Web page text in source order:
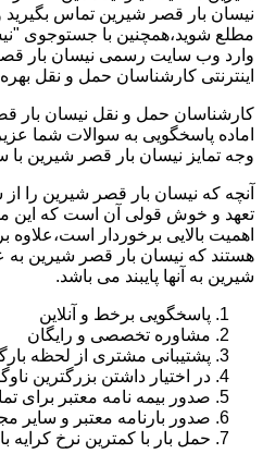
نیسان بار قصر شیرین تماس
مطلع شوید،همچنین با جستوجوی
وارد وب سایت رسمی نیسان بار
اینترنتی کارشناسان حمل و نقل
کارشناسان حمل و نقل نیسان بار
اماده پاسخگویی به سوالات شما
وجه تمایز نیسان بار قصر شیرین با
آنچه که نیسان بار قصر شیرین را از
تعهد و خوش قولی آن است که این
اهمیت بالایی برخوردار است،علاوه
هستند که نیسان بار قصر شیرین به
شیرین به آنها پایبند می باشد.
پاسخگویی برخط و آنلاین
مشاوره تخصصی و رایگان
پشتیبانی مشتری از لحظه
در اختیار داشتن بزرگترین
صدور بیمه نامه معتبر برای
صدور بارنامه معتبر و سایر
حمل بار با کمترین نرخ کرایه